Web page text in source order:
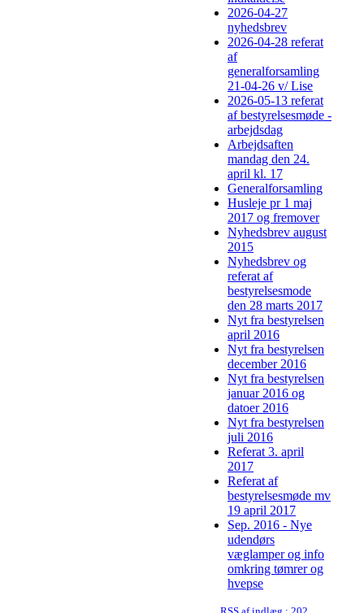
2026-04-27
nyhedsbrev
2026-04-28 referat
af
generalforsamling
21-04-26 v/ Lise
2026-05-13 referat
af bestyrelsesmøde -
arbejdsdag
Arbejdsaften
mandag den 24.
april kl. 17
Generalforsamling
Husleje pr 1 maj
2017 og fremover
Nyhedsbrev august
2015
Nyhedsbrev og
referat af
bestyrelsesmode
den 28 marts 2017
Nyt fra bestyrelsen
april 2016
Nyt fra bestyrelsen
december 2016
Nyt fra bestyrelsen
januar 2016 og
datoer 2016
Nyt fra bestyrelsen
juli 2016
Referat 3. april
2017
Referat af
bestyrelsesmøde mv
19 april 2017
Sep. 2016 - Nye
udendørs
væglamper og info
omkring tømrer og
hvepse